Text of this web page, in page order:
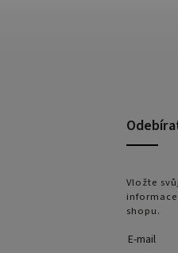
Vložte
shopu.
E-mail